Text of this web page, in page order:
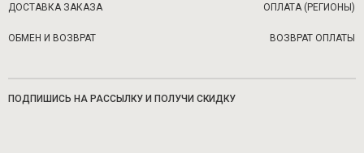
ДОСТАВКА ЗАКАЗА ОПЛАТА (РЕГИОНЫ)
ОБМЕН И ВОЗВРАТ ВОЗВРАТ ОПЛАТЫ
ПОДПИШИСЬ НА РАССЫЛКУ И ПОЛУЧИ СКИДКУ